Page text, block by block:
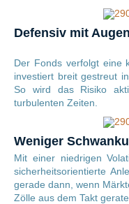
Defensiv mit
Der Fonds verfolgt eine
investiert breit gestreut
So wird das Risiko
turbulenten Zeiten.
Weniger
Mit einer niedrigen
sicherheitsorientierte
gerade dann, wenn
Zölle aus dem Takt